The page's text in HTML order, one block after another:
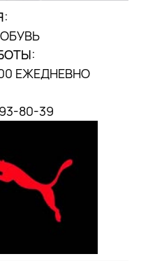
2025
ЕЖЕДНЕВНО
80-39